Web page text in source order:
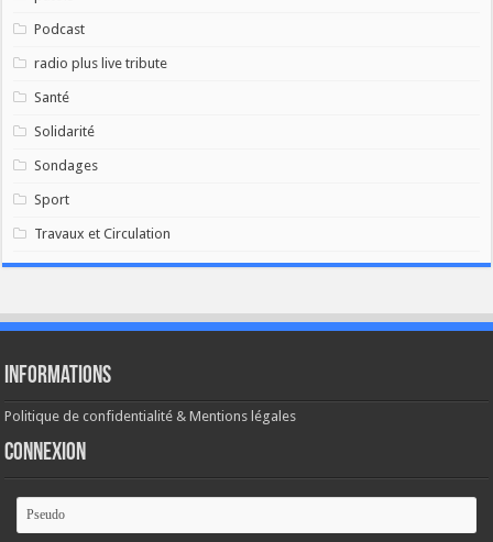
Podcast
radio plus live tribute
Santé
Solidarité
Sondages
Sport
Travaux et Circulation
Informations
Politique de confidentialité & Mentions légales
Connexion